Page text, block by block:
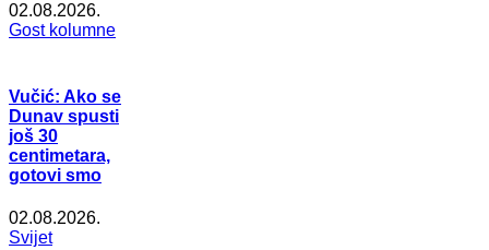
02.08.2026.
Gost kolumne
Vučić: Ako se
Dunav spusti
još 30
centimetara,
gotovi smo
02.08.2026.
Svijet